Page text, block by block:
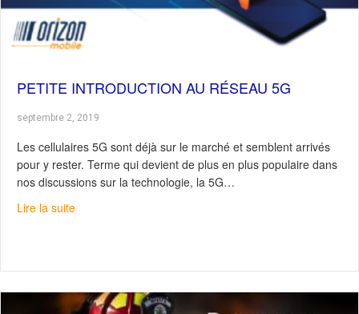
PETITE INTRODUCTION AU RÉSEAU 5G
septembre 2, 2019
Les cellulaires 5G sont déjà sur le marché et semblent arrivés
pour y rester. Terme qui devient de plus en plus populaire dans
nos discussions sur la technologie, la 5G…
Lire la suiteabout Petite introduction au réseau 5G